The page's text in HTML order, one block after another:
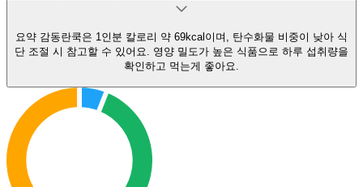
요약 감동란쿡은 1인분 칼로리 약 69kcal이며, 탄수화물 비중이 낮아 식
단 조절 시 참고할 수 있어요. 영양 밀도가 높은 식품으로 하루 섭취량을
확인하고 먹는게 좋아요.